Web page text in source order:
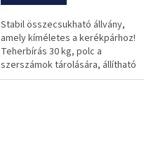
0,0
csillag.
Stabil összecsukható állvány,
amely kíméletes a kerékpárhoz!
Teherbírás 30 kg, polc a
szerszámok tárolására, állítható
magasság.